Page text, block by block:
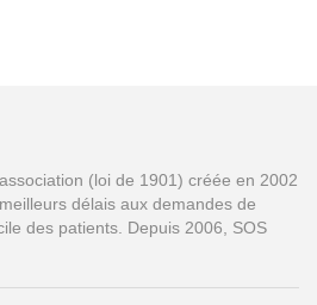
(loi de 1901) créée en 2002
délais aux demandes de
des patients. Depuis 2006, SOS